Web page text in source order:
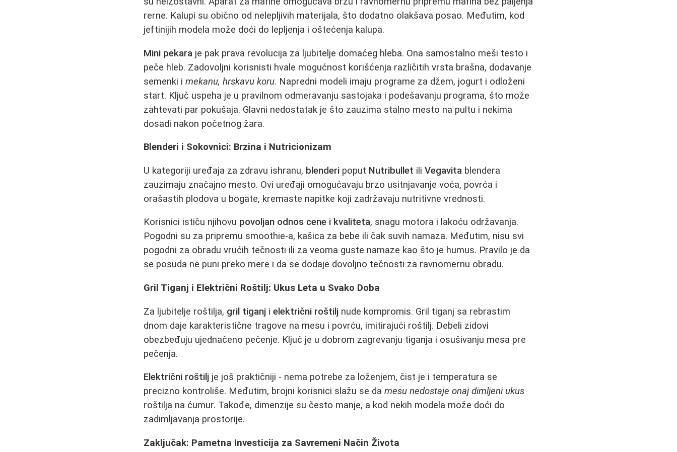
rerne. Kalupi su obično od nelepljivih materijala, što dodatno olakšava posao. Međutim, kod
jeftinijih modela može doći do lepljenja i oštećenja kalupa.
Mini pekara je pak prava revolucija za ljubitelje domaćeg hleba. Ona samostalno meši testo i
peče hleb. Zadovoljni korisnisti hvale mogućnost korišćenja različitih vrsta brašna, dodavanje
semenki imekanu, hrskavu koru. Napredni modeli imaju programe za džem, jogurt i odloženi
start. Ključ uspeha je u pravilnom odmeravanju sastojaka i podešavanju programa, što može
zahtevati par pokušaja. Glavni nedostatak je što zauzima stalno mesto na pultu i nekima
dosadi nakon početnog žara.
Blenderi i Sokovnici: Brzina i Nutricionizam
U kategoriji uređaja za zdravu ishranu, blenderi poput Nutribullet iliVegavita blendera
zauzimaju značajno mesto. Ovi uređaji omogućavaju brzo usitnjavanje voća, povrća i
orašastih plodova u bogate, kremaste napitke koji zadržavaju nutritivne vrednosti.
Korisnici ističu njihovu povoljan odnos cene i kvaliteta, snagu motora i lakoću održavanja.
Pogodni su za pripremu smoothie-a, kašica za bebe ili čak suvih namaza. Međutim, nisu svi
pogodni za obradu vrućih tečnosti ili za veoma guste namaze kao što je humus. Pravilo je da
se posuda ne puni preko mere i da se dodaje dovoljno tečnosti za ravnomernu obradu.
Gril Tiganj i Električni Roštilj: Ukus Leta u Svako Doba
Za ljubitelje roštilja, gril tiganj ielektrični roštilj nude kompromis. Gril tiganj sa rebrastim
dnom daje karakteristične tragove na mesu i povrću, imitirajući roštilj. Debeli zidovi
obezbeđuju ujednačeno pečenje. Ključ je u dobrom zagrevanju tiganja i osušivanju mesa pre
pečenja.
Električni roštilj je još praktičniji - nema potrebe za loženjem, čist je i temperatura se
precizno kontroliše. Međutim, brojni korisnici slažu se damesu nedostaje onaj dimljeni ukus
roštilja na ćumur. Takođe, dimenzije su često manje, a kod nekih modela može doći do
zadimljavanja prostorije.
Zaključak: Pametna Investicija za Savremeni Način Života